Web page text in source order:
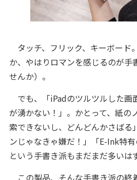
タッチ、フリック、キーボード
か、やはりロマンを感じるのが手
せんか）。
でも、「iPadのツルツルした画
が湧かない！」。かとって、紙の
索できないし、どんどんかさばる
ンじゃなきゃ嫌だ！」「E-Ink特有
という手書き派もまだまだ多いは
この製品、そんな手書き派の終